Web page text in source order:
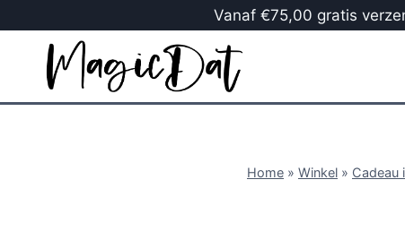
Vanaf €75,00 gratis
Home » Winkel » Cadeau